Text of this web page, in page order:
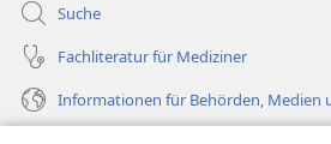
Suche
Fachliteratur für Mediziner
Informationen für Behörden, Medien